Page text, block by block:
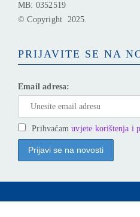
MB: 0352519
© Copyright 2025.
PRIJAVITE SE NA
Email adresa:
Prihvaćamuvjete korištenja i